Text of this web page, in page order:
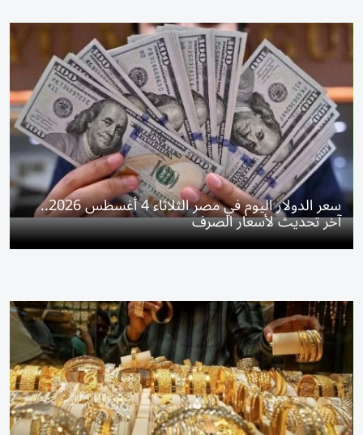
سعر الدولار اليوم في مصر الثلاثاء 4 أغسطس 2026..
آخر تحديث لأسعار الصرف